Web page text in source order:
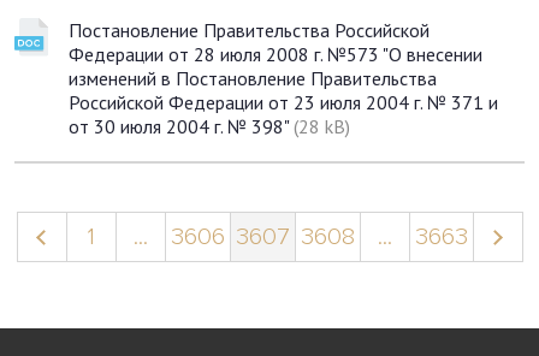
Постановление Правительства Российской
Федерации от 28 июля 2008 г. №573 "О внесении
изменений в Постановление Правительства
Российской Федерации от 23 июля 2004 г. № 371 и
от 30 июля 2004 г. № 398"(28 kB)
1 ... 3606 3607 3608 ... 3663